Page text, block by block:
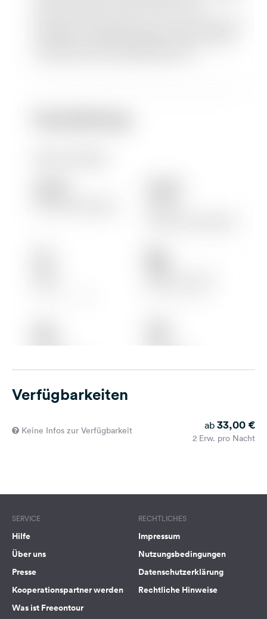
Verfügbarkeiten
Keine Infos zur Verfügbarkeit ab 33,00 €
2 Erw. pro Nacht
SERVICE
Hilfe
Über uns
Presse
Kooperationspartner werden
Was ist Freeontour
RECHTLICHES
Impressum
Nutzungsbedingungen
Datenschutzerklärung
Rechtliche Hinweise